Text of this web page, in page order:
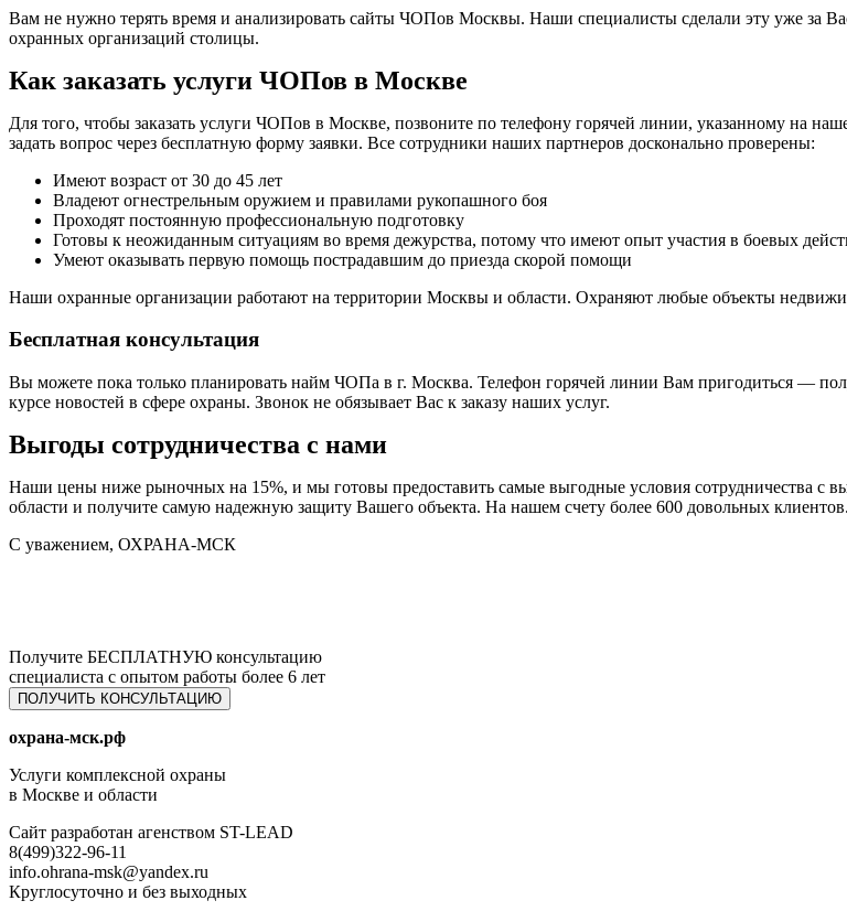
Вам не нужно терять время и анализировать сайты ЧОПов Москвы. Наши специалисты сделали эту уже за
охранных организаций столицы.
Как заказать услуги ЧОПов в Москве
Для того, чтобы заказать услуги ЧОПов в Москве, позвоните по телефону горячей линии, указанному на
задать вопрос через бесплатную форму заявки. Все сотрудники наших партнеров досконально проверены:
Имеют возраст от 30 до 45 лет
Владеют огнестрельным оружием и правилами рукопашного боя
Проходят постоянную профессиональную подготовку
Готовы к неожиданным ситуациям во время дежурства, потому что имеют опыт участия в боевых
Умеют оказывать первую помощь пострадавшим до приезда скорой помощи
Наши охранные организации работают на территории Москвы и области. Охраняют любые объекты
Бесплатная консультация
Вы можете пока только планировать найм ЧОПа в г. Москва. Телефон горячей линии Вам пригодиться —
курсе новостей в сфере охраны. Звонок не обязывает Вас к заказу наших услуг.
Выгоды сотрудничества с нами
Наши цены ниже рыночных на 15%, и мы готовы предоставить самые выгодные условия сотрудничества
области и получите самую надежную защиту Вашего объекта. На нашем счету более 600 довольных
С уважением, ОХРАНА-МСК
Получите БЕСПЛАТНУЮ консультацию
специалиста с опытом работы более 6 лет
ПОЛУЧИТЬ КОНСУЛЬТАЦИЮ
охрана-мск.рф
Услуги комплексной охраны
в Москве и области
Сайт разработан агенством ST-LEAD
8(499)322-96-11
info.ohrana-msk@yandex.ru
Круглосуточно и без выходных